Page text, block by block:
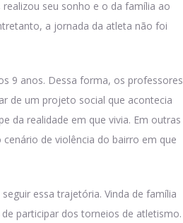
realizou seu sonho e o da família ao
a jornada da atleta não foi
9 anos. Dessa forma, os professores
de um projeto social que acontecia
da realidade em que vivia. Em outras
de violência do bairro em que
essa trajetória. Vinda de família
participar dos torneios de atletismo.